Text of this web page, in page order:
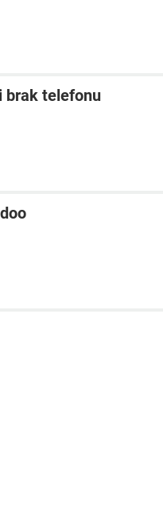
brak telefonu